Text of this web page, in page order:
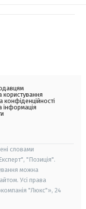
користування
конфіденційності
інформація
словами
"Позиція".
можна
Усі права
"Люкс"», 24